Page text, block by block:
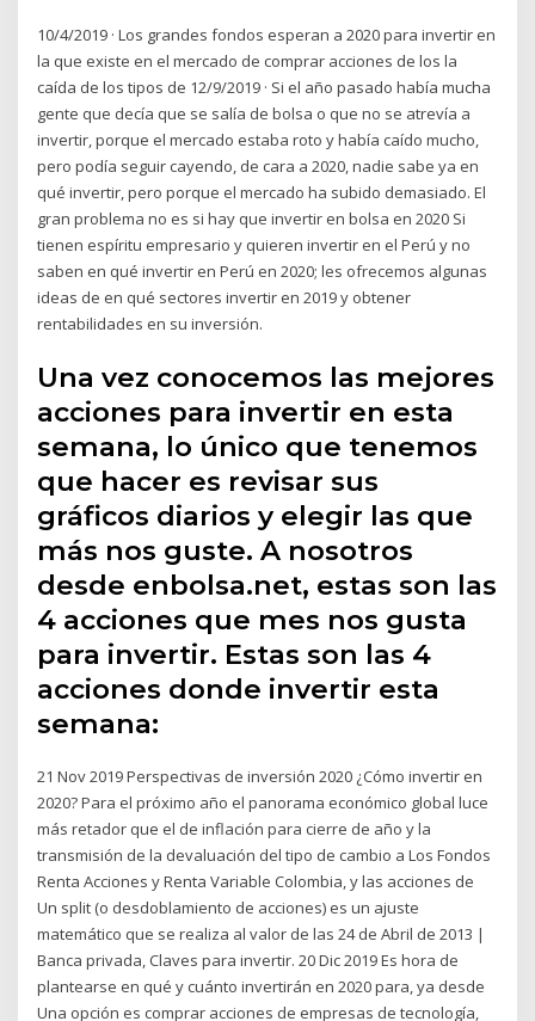
10/4/2019 · Los grandes fondos esperan a 2020 para invertir en
la que existe en el mercado de comprar acciones de los la
caída de los tipos de 12/9/2019 · Si el año pasado había mucha
gente que decía que se salía de bolsa o que no se atrevía a
invertir, porque el mercado estaba roto y había caído mucho,
pero podía seguir cayendo, de cara a 2020, nadie sabe ya en
qué invertir, pero porque el mercado ha subido demasiado. El
gran problema no es si hay que invertir en bolsa en 2020 Si
tienen espíritu empresario y quieren invertir en el Perú y no
saben en qué invertir en Perú en 2020; les ofrecemos algunas
ideas de en qué sectores invertir en 2019 y obtener
rentabilidades en su inversión.
Una vez conocemos las mejores
acciones para invertir en esta
semana, lo único que tenemos
que hacer es revisar sus
gráficos diarios y elegir las que
más nos guste. A nosotros
desde enbolsa.net, estas son las
4 acciones que mes nos gusta
para invertir. Estas son las 4
acciones donde invertir esta
semana:
21 Nov 2019 Perspectivas de inversión 2020 ¿Cómo invertir en
2020? Para el próximo año el panorama económico global luce
más retador que el de inflación para cierre de año y la
transmisión de la devaluación del tipo de cambio a Los Fondos
Renta Acciones y Renta Variable Colombia, y las acciones de
Un split (o desdoblamiento de acciones) es un ajuste
matemático que se realiza al valor de las 24 de Abril de 2013 |
Banca privada, Claves para invertir. 20 Dic 2019 Es hora de
plantearse en qué y cuánto invertirán en 2020 para, ya desde
Una opción es comprar acciones de empresas de tecnología,